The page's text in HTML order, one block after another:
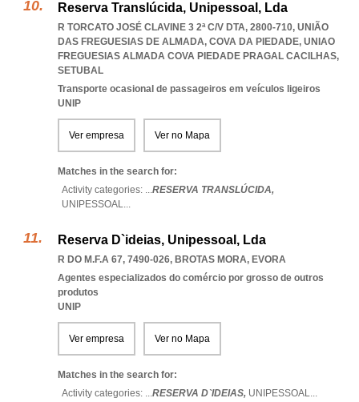
Reserva Translúcida, Unipessoal, Lda
R TORCATO JOSÉ CLAVINE 3 2ª C/V DTA, 2800-710, UNIÃO
DAS FREGUESIAS DE ALMADA, COVA DA PIEDADE, UNIAO
FREGUESIAS ALMADA COVA PIEDADE PRAGAL CACILHAS,
SETUBAL
Transporte ocasional de passageiros em veículos ligeiros
UNIP
Ver empresa Ver no Mapa
Matches in the search for:
Activity categories: ...RESERVA TRANSLÚCIDA,
UNIPESSOAL...
Reserva D`ideias, Unipessoal, Lda
R DO M.F.A 67, 7490-026, BROTAS MORA, EVORA
Agentes especializados do comércio por grosso de outros
produtos
UNIP
Ver empresa Ver no Mapa
Matches in the search for:
Activity categories: ...RESERVA D`IDEIAS, UNIPESSOAL...